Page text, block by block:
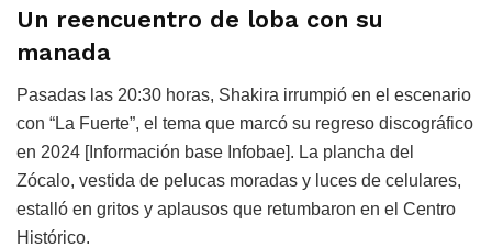
Un reencuentro de loba con su
manada
Pasadas las 20:30 horas, Shakira irrumpió en el escenario
con “La Fuerte”, el tema que marcó su regreso discográfico
en 2024 [Información base Infobae]. La plancha del
Zócalo, vestida de pelucas moradas y luces de celulares,
estalló en gritos y aplausos que retumbaron en el Centro
Histórico.